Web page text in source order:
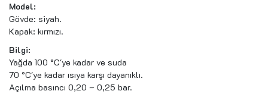
Model:
Gövde: siyah.
Kapak: kırmızı.
Bilgi:
Yağda 100 °C'ye kadar ve suda
70 °C'ye kadar ısıya karşı dayanıklı.
Açılma basıncı 0,20 – 0,25 bar.